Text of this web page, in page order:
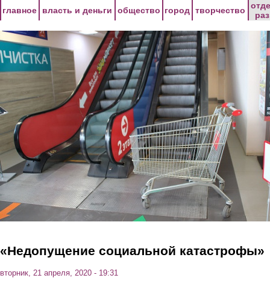
главное власть и деньги общество город творчество
«Недопущение социальной катастрофы»
вторник, 21 апреля, 2020 - 19:31